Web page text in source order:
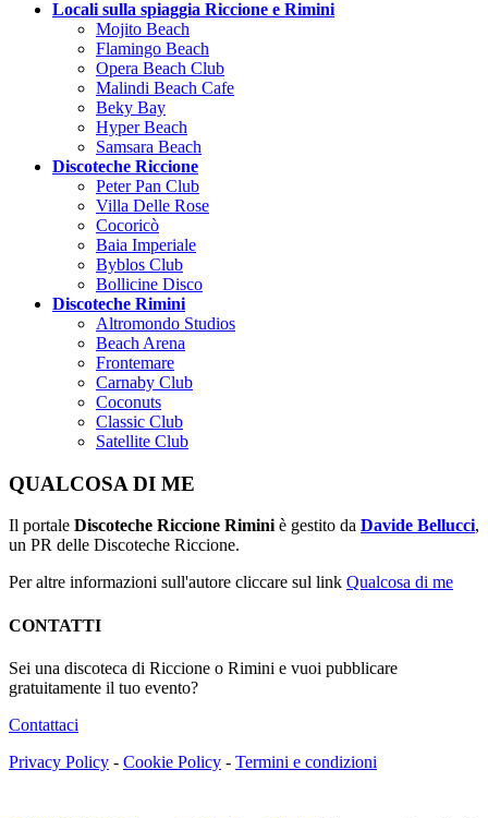
Locali sulla spiaggia Riccione e Rimini
Mojito Beach
Flamingo Beach
Opera Beach Club
Malindi Beach Cafe
Beky Bay
Hyper Beach
Samsara Beach
Discoteche Riccione
Peter Pan Club
Villa Delle Rose
Cocoricò
Baia Imperiale
Byblos Club
Bollicine Disco
Discoteche Rimini
Altromondo Studios
Beach Arena
Frontemare
Carnaby Club
Coconuts
Classic Club
Satellite Club
QUALCOSA DI ME
Il portale Discoteche Riccione Riminiè gestito da Davide Bellucci,
un PR delle Discoteche Riccione.
Per altre informazioni sull'autore cliccare sul link Qualcosa di me
CONTATTI
Sei una discoteca di Riccione o Rimini e vuoi pubblicare
gratuitamente il tuo evento?
Contattaci
Privacy Policy - Cookie Policy - Termini e condizioni